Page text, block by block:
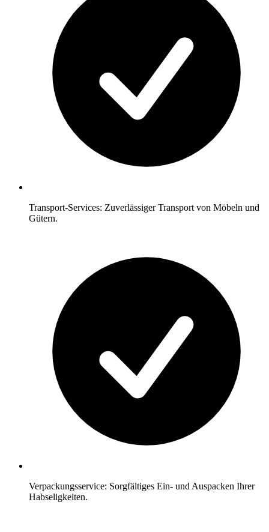
Transport-Services: Zuverlässiger Transport von Möbeln und
Gütern.
Verpackungsservice: Sorgfältiges Ein- und Auspacken Ihrer
Habseligkeiten.